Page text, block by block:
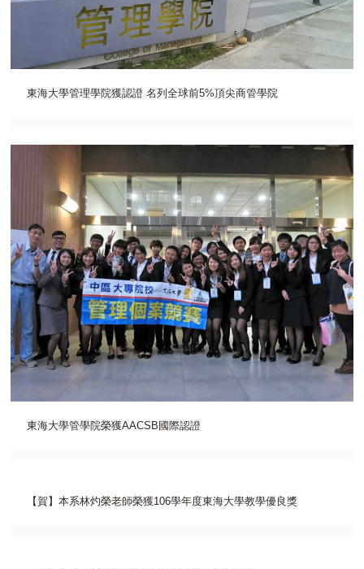
東海大學管理學院獲認證 名列全球前5%頂尖商管學院
東海大學管學院榮獲AACSB國際認證
【賀】本系林灼榮老師榮獲106學年度東海大學教學優良獎